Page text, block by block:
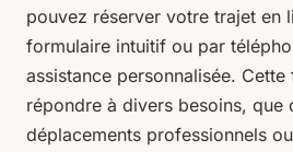
pouvez réserver votre trajet en
formulaire intuitif ou par
assistance personnalisée.
répondre à divers besoins, que
déplacements professionnels